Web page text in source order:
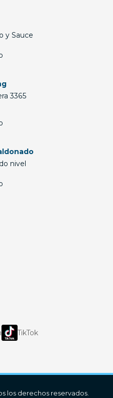
y Sauce
3365
nivel
TikTok
los derechos reservados.